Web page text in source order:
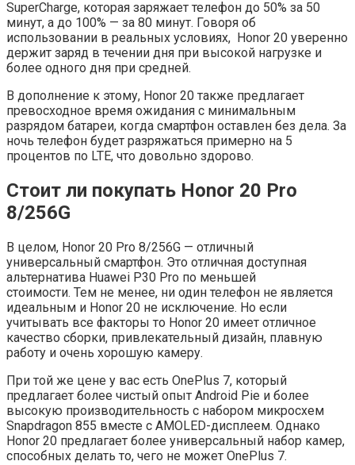
SuperCharge, которая заряжает телефон до 50% за 50
минут, а до 100% — за 80 минут. Говоря об
использовании в реальных условиях, Honor 20 уверенно
держит заряд в течении дня при высокой нагрузке и
более одного дня при средней.
В дополнение к этому, Honor 20 также предлагает
превосходное время ожидания с минимальным
разрядом батареи, когда смартфон оставлен без дела. За
ночь телефон будет разряжаться примерно на 5
процентов по LTE, что довольно здорово.
Стоит ли покупать Honor 20 Pro
8/256G
В целом, Honor 20 Pro 8/256G — отличный
универсальный смартфон. Это отличная доступная
альтернатива Huawei P30 Pro по меньшей
стоимости. Тем не менее, ни один телефон не является
идеальным и Honor 20 не исключение. Но если
учитывать все факторы то Honor 20 имеет отличное
качество сборки, привлекательный дизайн, плавную
работу и очень хорошую камеру.
При той же цене у вас есть OnePlus 7, который
предлагает более чистый опыт Android Pie и более
высокую производительность с набором микросхем
Snapdragon 855 вместе с AMOLED-дисплеем. Однако
Honor 20 предлагает более универсальный набор камер,
способных делать то, чего не может OnePlus 7.